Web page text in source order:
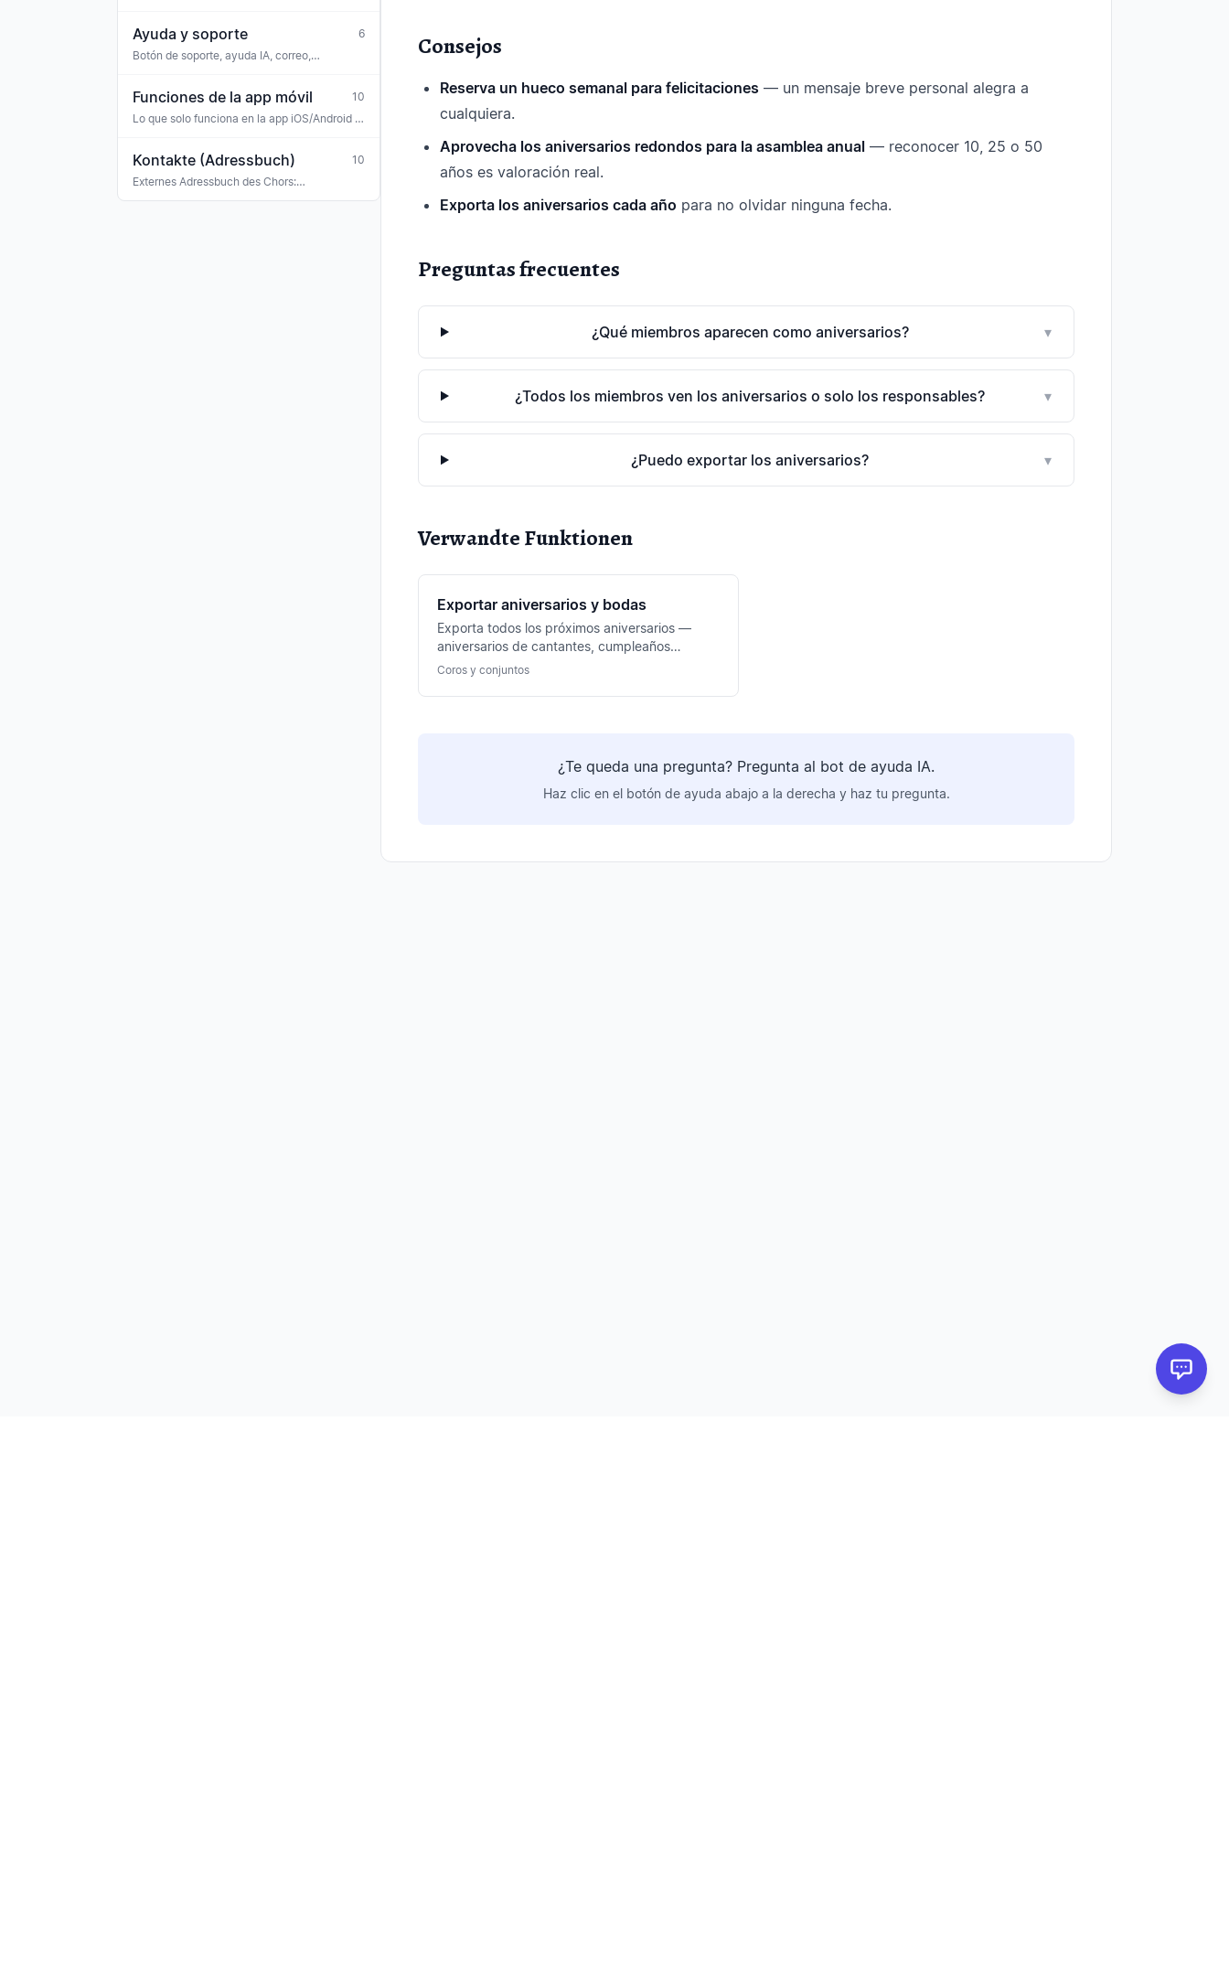
Ayuda y soporte
6
Botón de soporte, ayuda IA, correo,
Funciones de la app móvil
10
Lo que solo funciona en la app iOS/Android (o
Kontakte (Adressbuch)
10
Externes Adressbuch des Chors:
Consejos
Reserva un hueco semanal para felicitaciones — un mensaje breve personal alegra a
cualquiera.
Aprovecha los aniversarios redondos para la asamblea anual — reconocer 10, 25 o 50
años es valoración real.
Exporta los aniversarios cada año para no olvidar ninguna fecha.
Preguntas frecuentes
¿Qué miembros aparecen como aniversarios? ▾
¿Todos los miembros ven los aniversarios o solo los responsables? ▾
¿Puedo exportar los aniversarios? ▾
Verwandte Funktionen
Exportar aniversarios y bodas
Exporta todos los próximos aniversarios —
aniversarios de cantantes, cumpleaños
redondos y aniversarios de boda. Base para
Coros y conjuntos
¿Te queda una pregunta? Pregunta al bot de ayuda IA.
Haz clic en el botón de ayuda abajo a la derecha y haz tu pregunta.